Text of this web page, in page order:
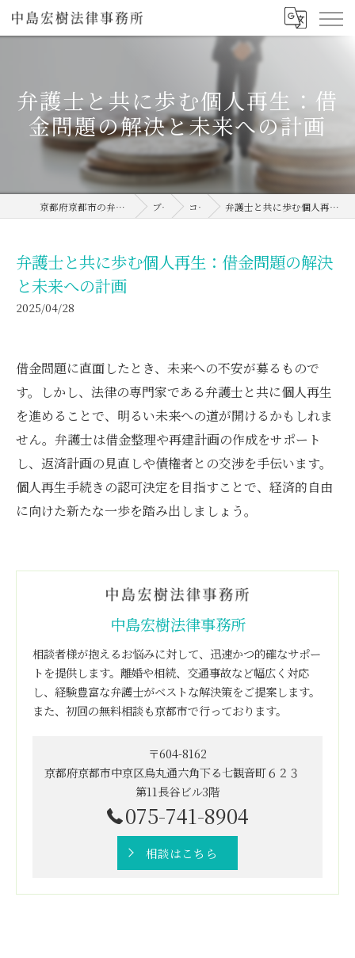
弁護士と共に歩む個人再生：借
金問題の解決と未来への計画
京都府京都市の弁護士なら中島宏樹法律事務所 ブログ コラム 弁護士と共に歩む個人再生：借金問題の解決と未来への計画
弁護士と共に歩む個人再生：借金問題の解決
と未来への計画
2025/04/28
借金問題に直面したとき、未来への不安が募るもので
す。しかし、法律の専門家である弁護士と共に個人再生
を進めることで、明るい未来への道が開けるかもしれま
せん。弁護士は借金整理や再建計画の作成をサポート
し、返済計画の見直しや債権者との交渉を手伝います。
個人再生手続きの認可決定を目指すことで、経済的自由
に向けた新たな一歩を踏み出しましょう。
中島宏樹法律事務所
相談者様が抱えるお悩みに対して、迅速かつ的確なサポー
トを提供します。離婚や相続、交通事故など幅広く対応
し、経験豊富な弁護士がベストな解決策をご提案します。
また、初回の無料相談も京都市で行っております。
〒604-8162
京都府京都市中京区烏丸通六角下る七観音町６２３
第11長谷ビル3階
075-741-8904
相談はこちら